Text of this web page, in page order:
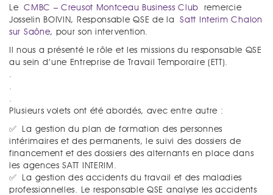
LeCMBC – Creusot Montceau Business Club remercie
Josselin BOIVIN, Responsable QSE de laSatt Interim Chalon
sur Saône, pour son intervention.
Il nous a présenté le rôle et les missions du responsable QSE
au sein d’une Entreprise de Travail Temporaire (ETT).
.
.
.
Plusieurs volets ont été abordés, avec entre autre :
✅ La gestion du plan de formation des personnes
intérimaires et des permanents, le suivi des dossiers de
financement et des dossiers des alternants en place dans
les agences SATT INTERIM.
✅ La gestion des accidents du travail et des maladies
professionnelles. Le responsable QSE analyse les accidents